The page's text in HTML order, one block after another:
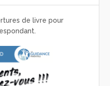
de livre pour